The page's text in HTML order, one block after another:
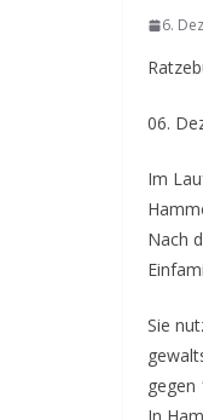
6.
06.
Im
Nach
Sie
gegen